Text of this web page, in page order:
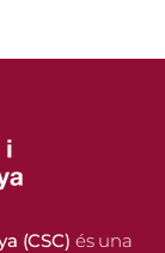
(CSC) és una